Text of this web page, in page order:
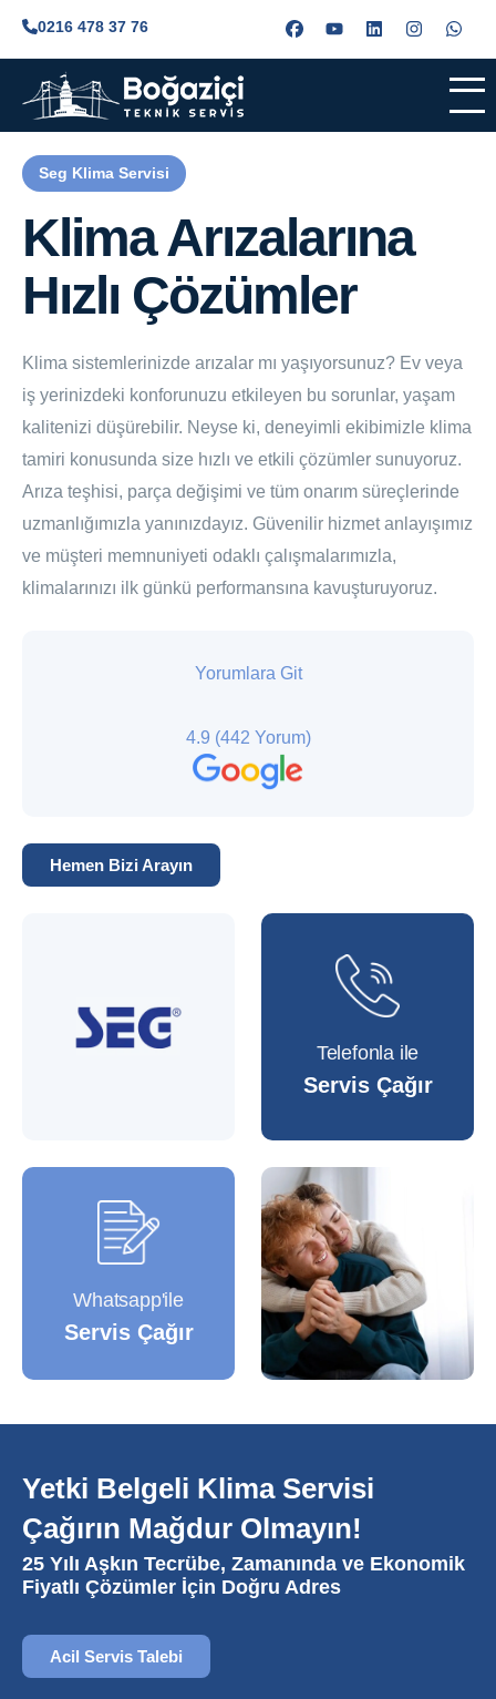
0216 478 37 76
Seg Klima Servisi
Klima Arızalarına
Hızlı Çözümler
Klima sistemlerinizde arızalar mı yaşıyorsunuz? Ev veya
iş yerinizdeki konforunuzu etkileyen bu sorunlar, yaşam
kalitenizi düşürebilir. Neyse ki, deneyimli ekibimizle klima
tamiri konusunda size hızlı ve etkili çözümler sunuyoruz.
Arıza teşhisi, parça değişimi ve tüm onarım süreçlerinde
uzmanlığımızla yanınızdayız. Güvenilir hizmet anlayışımız
ve müşteri memnuniyeti odaklı çalışmalarımızla,
klimalarınızı ilk günkü performansına kavuşturuyoruz.
Yorumlara Git
4.9 (442 Yorum)
Hemen Bizi Arayın
Telefonla ile
Servis Çağır
Whatsapp'ile
Servis Çağır
Yetki Belgeli Klima Servisi
Çağırın Mağdur Olmayın!
25 Yılı Aşkın Tecrübe, Zamanında ve Ekonomik
Fiyatlı Çözümler İçin Doğru Adres
Acil Servis Talebi